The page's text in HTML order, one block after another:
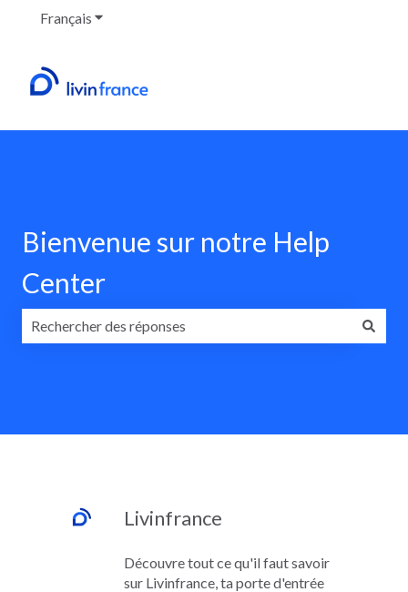
Français Afficher le sous-menu pour les traductions
Bienvenue sur notre Help
Center
Livinfrance
Découvre tout ce qu'il faut savoir
sur Livinfrance, ta porte d'entrée